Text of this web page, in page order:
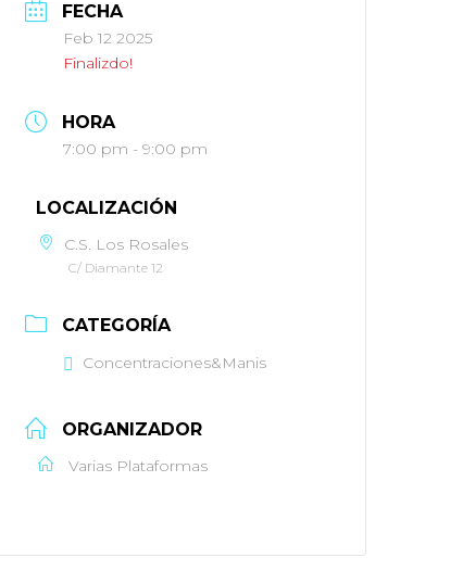
FECHA
Feb 12 2025
Finalizdo!
HORA
7:00 pm - 9:00 pm
LOCALIZACIÓN
C.S. Los Rosales
C/ Diamante 12
CATEGORÍA
Concentraciones&Manis
ORGANIZADOR
Varias Plataformas